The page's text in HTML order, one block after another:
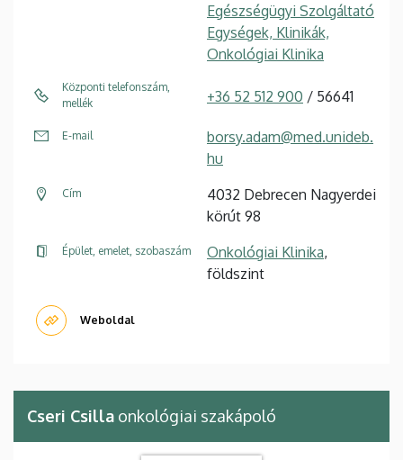
Egészségügyi Szolgáltató
Egységek, Klinikák,
Onkológiai Klinika
Központi telefonszám,
mellék
+36 52 512 900 / 56641
E-mail
borsy.adam@med.unideb.
hu
Cím
4032 Debrecen Nagyerdei
körút 98
Épület, emelet, szobaszám Onkológiai Klinika,
földszint
Weboldal
Cseri Csilla onkológiai szakápoló